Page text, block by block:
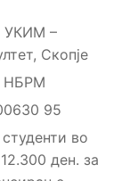
УКИМ –
Скопје
НБРМ
95
во
ден. за